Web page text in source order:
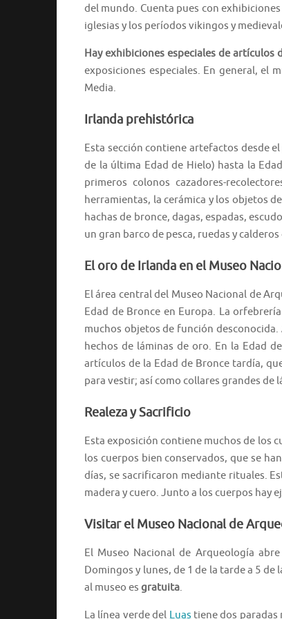
del mundo. Cuenta pues con
iglesias y los períodos vikingos y
Hay exhibiciones especiales de
exposiciones especiales. En general, el
Media.
Irlanda prehistórica
Esta sección contiene artefactos desde
de la última Edad de Hielo) hasta la
primeros colonos cazadores-
herramientas, la cerámica y los objetos
hachas de bronce, dagas, espadas,
un gran barco de pesca, ruedas y
El oro de Irlanda en el Museo
El área central del Museo Nacional de
Edad de Bronce en Europa. La
muchos objetos de función
hechos de láminas de oro. En la Edad
artículos de la Edad de Bronce tardía,
para vestir; así como collares grandes de
Realeza y Sacrificio
Esta exposición contiene muchos de los
los cuerpos bien conservados, que se
días, se sacrificaron mediante rituales.
madera y cuero. Junto a los cuerpos hay
Visitar el Museo Nacional de
El Museo Nacional de Arqueología
Domingos y lunes, de 1 de la tarde a 5
al museo es gratuita.
La línea verde del Luas tiene dos paradas